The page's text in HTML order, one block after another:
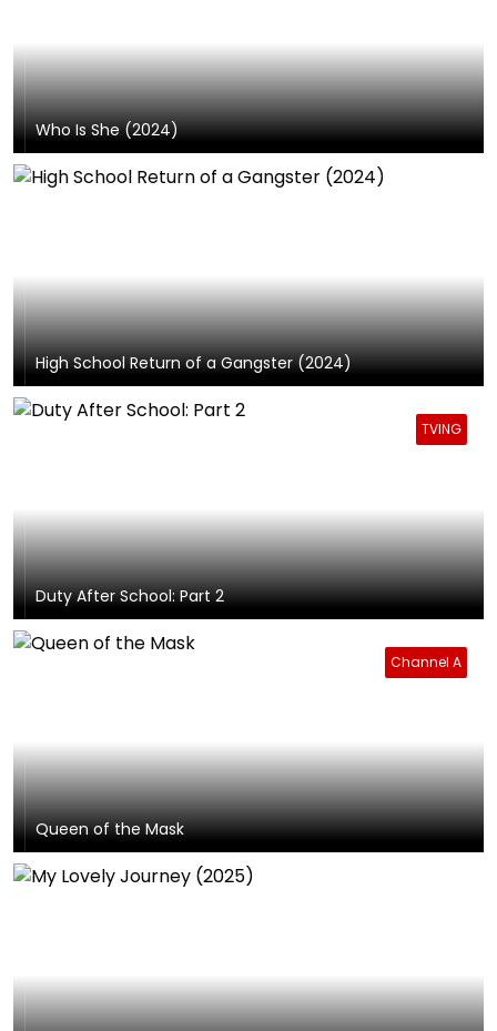
Who Is She (2024)
High School Return of a Gangster (2024)
TVING
Duty After School: Part 2
Channel A
Queen of the Mask